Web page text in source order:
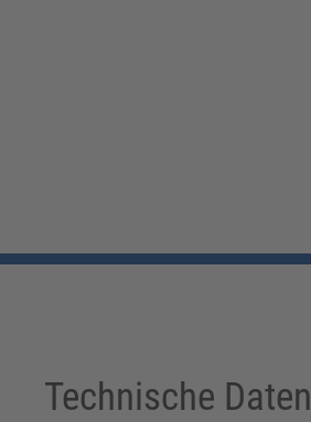
Technische Daten